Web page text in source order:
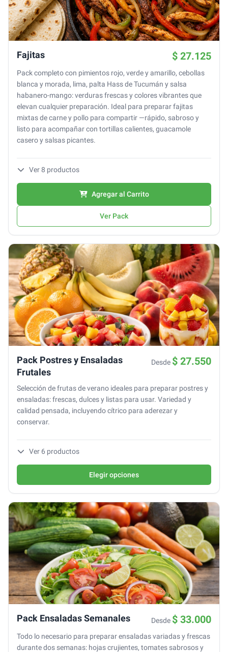
Fajitas $ 27.125
Pack completo con pimientos rojo, verde y amarillo, cebollas
blanca y morada, lima, palta Hass de Tucumán y salsa
habanero-mango: verduras frescas y colores vibrantes que
elevan cualquier preparación. Ideal para preparar fajitas
mixtas de carne y pollo para compartir —rápido, sabroso y
listo para acompañar con tortillas calientes, guacamole
casero y salsas picantes.
Ver8 productos
Agregar al Carrito
Ver Pack
Pack Postres y Ensaladas
Frutales
Desde $ 27.550
Selección de frutas de verano ideales para preparar postres y
ensaladas: frescas, dulces y listas para usar. Variedad y
calidad pensada, incluyendo cítrico para aderezar y
conservar.
Ver 6 productos
Elegir opciones
Pack Ensaladas Semanales Desde $ 33.000
Todo lo necesario para preparar ensaladas variadas y frescas
durante dos semanas: hojas crujientes, tomates sabrosos y